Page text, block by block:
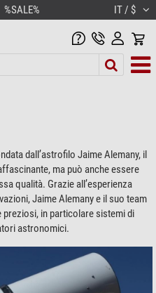
%SALE% IT / $
dall’astrofilo Jaime Alemany, il
ma può anche essere
qualità. Grazie all’esperienza
Jaime Alemany e il suo team
in particolare sistemi di
astronomici.